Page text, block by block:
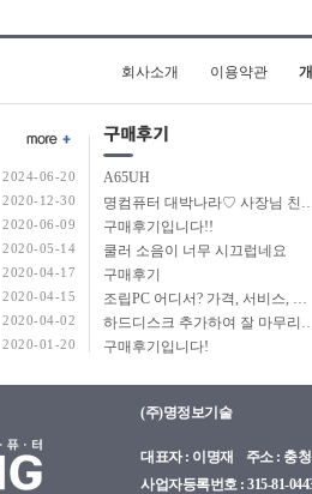
회사소개 이용약관
2024-06-20
2020-12-30
2020-06-09
2020-05-14
2020-04-17
2020-04-15
2020-04-02
2020-01-20
A65UH
명컴퓨터 대박나라♡ 사장님 친절도
구매후기입니다!!
쿨러 소음이 너무 시끄럽네요
구매후기
조립PC 어디서? 가격, 서비스, 친절 모두 최고!! 명컴퓨터 추천!!
하드디스크 추가하여 잘
구매후기입니다!
(주)명정보기술
대표자 : 이명재 주소 : 충청
사업자등록번호 : 315-81-